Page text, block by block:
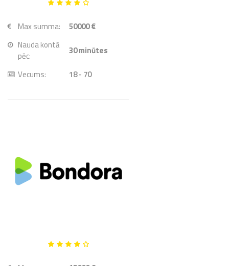
Max summa:
50000 €
Nauda kontā
pēc:
30minūtes
Vecums: 18 - 70